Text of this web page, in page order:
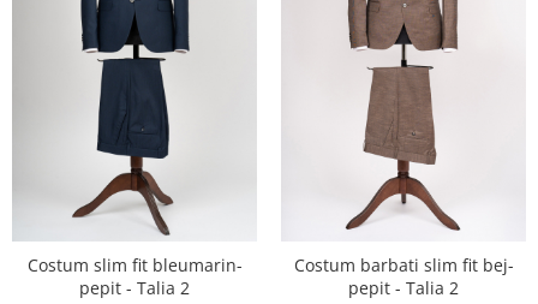
Costum slim fit bleumarin-
pepit - Talia 2
Costum barbati slim fit bej-
pepit - Talia 2